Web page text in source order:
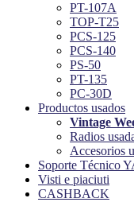
PT-107A
TOP-T25
PCS-125
PCS-140
PS-50
PT-135
PC-30D
Productos usados
Vintage
Radios
Accesorios
Soporte Técnico
Visti e piaciuti
CASHBACK